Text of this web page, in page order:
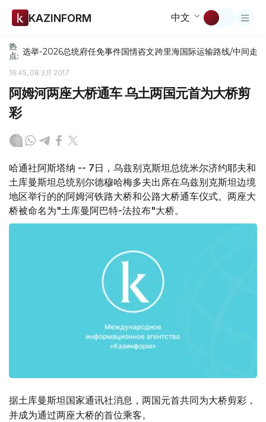
KAZINFORM 中文
热
点: 选举-2026总统府任免事件国情咨文跨里海国际运输路线/中间走廊
16:45, 08 3月 2017
阿姆河两座大桥通车 乌土两国元首为大桥剪
彩
哈通社阿斯塔纳 -- 7日，乌兹别克斯坦总统米尔济约耶夫和
土库曼斯坦总统别尔德穆哈梅多夫出席在乌兹别克斯坦边境
地区举行的的阿姆河铁路大桥和公路大桥通车仪式。两座大
桥被命名为"土库曼阿巴特-法拉布"大桥。
据土库曼斯坦国家通讯社消息，两国元首共同为大桥剪彩，
并成为通过两座大桥的首位乘客。